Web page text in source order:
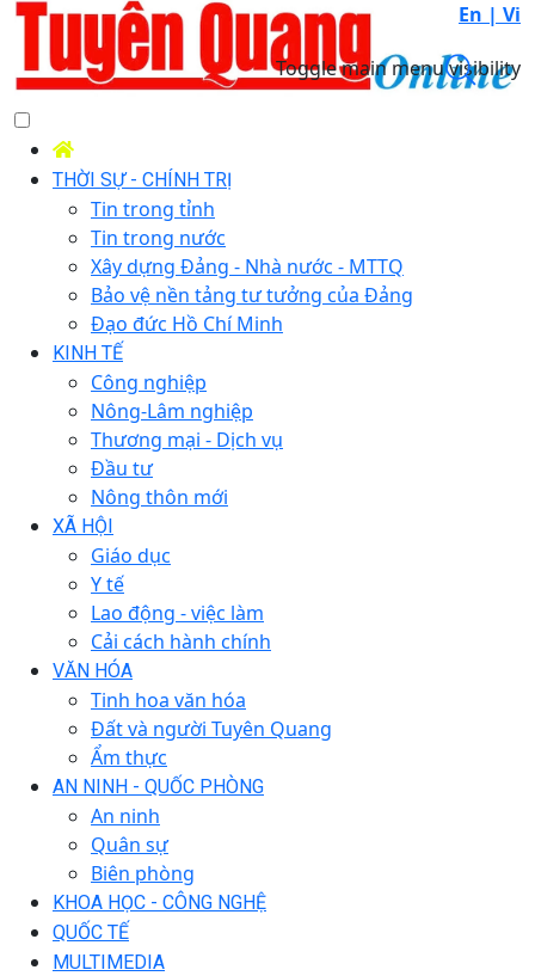
En | Vi
Toggle main menu visibility
THỜI SỰ - CHÍNH TRỊ
Tin trong tỉnh
Tin trong nước
Xây dựng Đảng - Nhà nước - MTTQ
Bảo vệ nền tảng tư tưởng của Đảng
Đạo đức Hồ Chí Minh
KINH TẾ
Công nghiệp
Nông-Lâm nghiệp
Thương mại - Dịch vụ
Đầu tư
Nông thôn mới
XÃ HỘI
Giáo dục
Y tế
Lao động - việc làm
Cải cách hành chính
VĂN HÓA
Tinh hoa văn hóa
Đất và người Tuyên Quang
Ẩm thực
AN NINH - QUỐC PHÒNG
An ninh
Quân sự
Biên phòng
KHOA HỌC - CÔNG NGHỆ
QUỐC TẾ
MULTIMEDIA